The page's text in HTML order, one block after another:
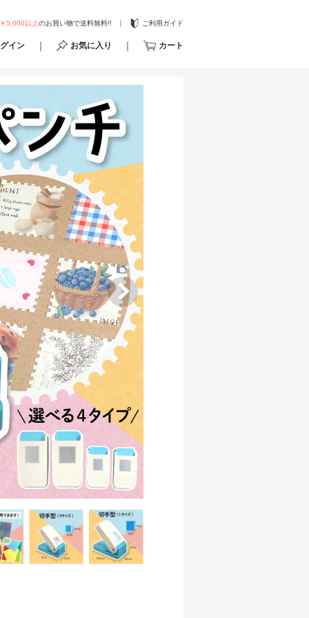
￥5,000以上のお買い物で送料無料!! ご利用ガイド
イン お気に入り カート